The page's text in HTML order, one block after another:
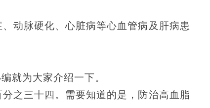
动脉硬化、心脏病等心血管病及肝病患
就为大家介绍一下。
之三十四。需要知道的是，防治高血脂